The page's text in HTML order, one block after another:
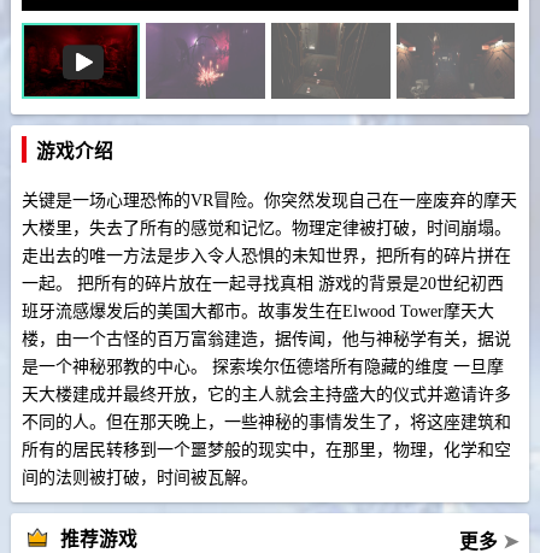
游戏介绍
关键是一场心理恐怖的VR冒险。你突然发现自己在一座废弃的摩天
大楼里，失去了所有的感觉和记忆。物理定律被打破，时间崩塌。
走出去的唯一方法是步入令人恐惧的未知世界，把所有的碎片拼在
一起。 把所有的碎片放在一起寻找真相 游戏的背景是20世纪初西
班牙流感爆发后的美国大都市。故事发生在Elwood Tower摩天大
楼，由一个古怪的百万富翁建造，据传闻，他与神秘学有关，据说
是一个神秘邪教的中心。 探索埃尔伍德塔所有隐藏的维度 一旦摩
天大楼建成并最终开放，它的主人就会主持盛大的仪式并邀请许多
不同的人。但在那天晚上，一些神秘的事情发生了，将这座建筑和
所有的居民转移到一个噩梦般的现实中，在那里，物理，化学和空
间的法则被打破，时间被瓦解。
推荐游戏 更多 ➤